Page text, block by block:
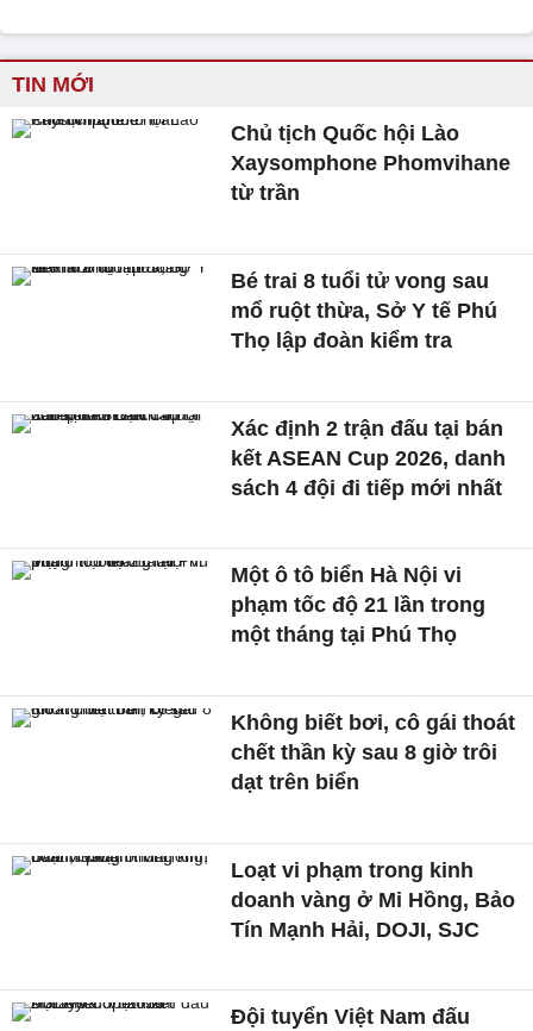
TIN MỚI
Chủ tịch Quốc hội Lào
Xaysomphone Phomvihane
từ trần
Bé trai 8 tuổi tử vong sau
mổ ruột thừa, Sở Y tế Phú
Thọ lập đoàn kiểm tra
Xác định 2 trận đấu tại bán
kết ASEAN Cup 2026, danh
sách 4 đội đi tiếp mới nhất
Một ô tô biển Hà Nội vi
phạm tốc độ 21 lần trong
một tháng tại Phú Thọ
Không biết bơi, cô gái thoát
chết thần kỳ sau 8 giờ trôi
dạt trên biển
Loạt vi phạm trong kinh
doanh vàng ở Mi Hồng, Bảo
Tín Mạnh Hải, DOJI, SJC
Đội tuyển Việt Nam đấu